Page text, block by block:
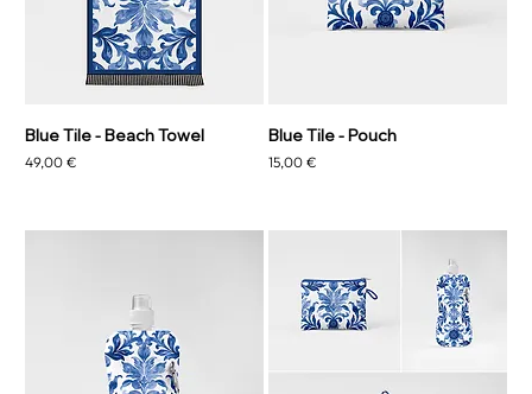
Blue Tile - Beach Towel
Prezzo
49,00 €
Blue Tile - Pouch
Prezzo
15,00 €